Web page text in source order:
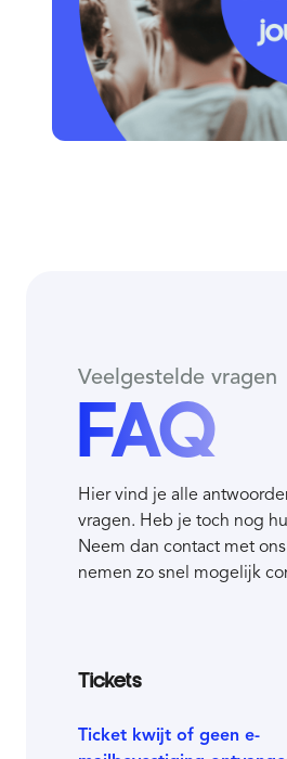
Veelgestelde vragen
FAQ
Hier vind je alle
vragen. Heb je toch nog
Neem dan contact met
nemen zo snel mogelijk
Tickets
Ticket kwijt of geen e-